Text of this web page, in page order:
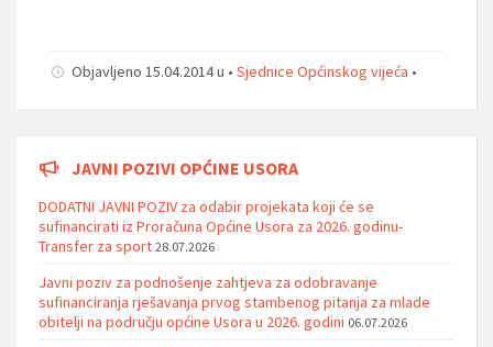
Objavljeno 15.04.2014 u • Sjednice Općinskog vijeća •
JAVNI POZIVI OPĆINE USORA
DODATNI JAVNI POZIV za odabir projekata koji će se
sufinancirati iz Proračuna Općine Usora za 2026. godinu-
Transfer za sport 28.07.2026
Javni poziv za podnošenje zahtjeva za odobravanje
sufinanciranja rješavanja prvog stambenog pitanja za mlade
obitelji na području općine Usora u 2026. godini 06.07.2026